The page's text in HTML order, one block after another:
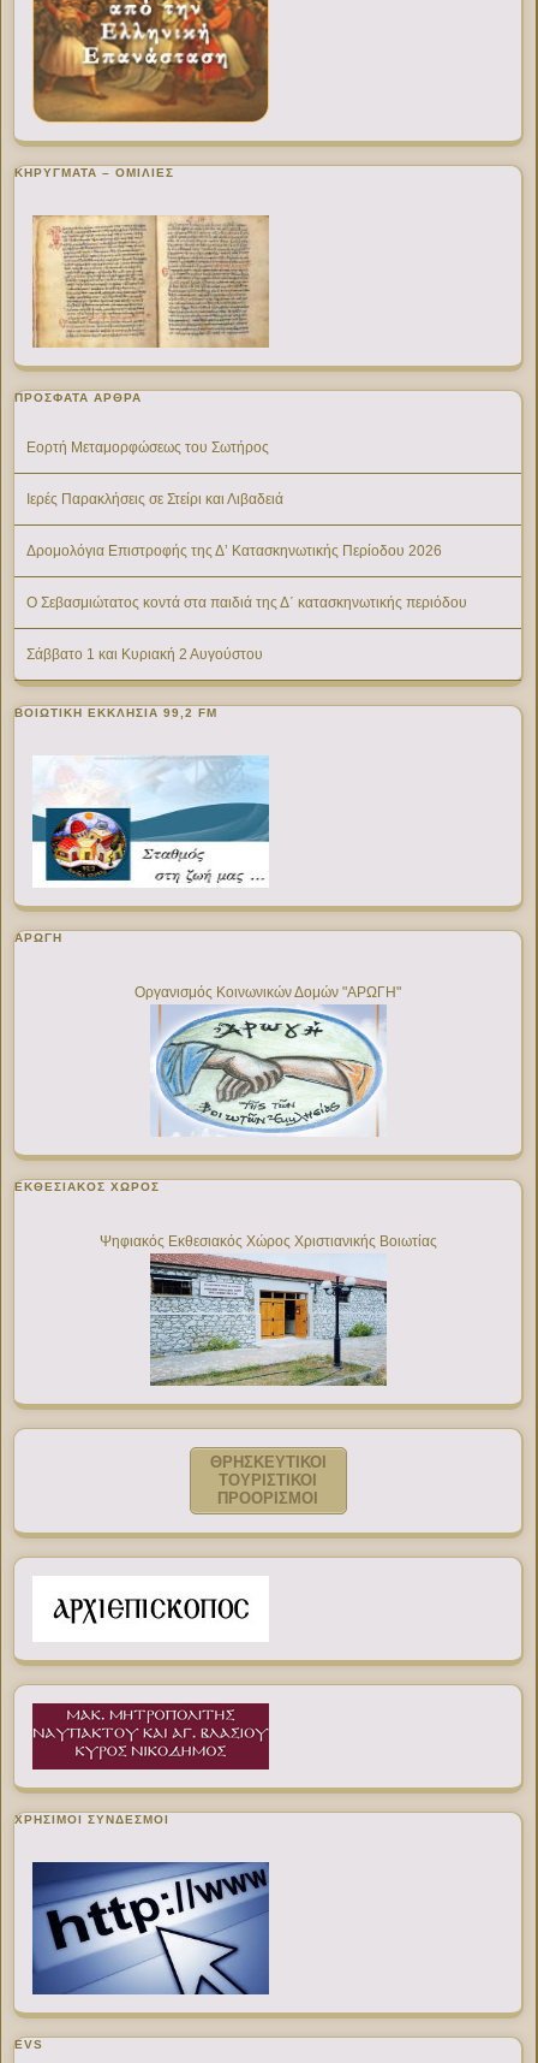
ΚΗΡΥΓΜΑΤΑ – ΟΜΙΛΙΕΣ
ΠΡΌΣΦΑΤΑ ΆΡΘΡΑ
Εορτή Μεταμορφώσεως του Σωτήρος
Ιερές Παρακλήσεις σε Στείρι και Λιβαδειά
Δρομολόγια Επιστροφής της Δ’ Κατασκηνωτικής Περίοδου 2026
Ο Σεβασμιώτατος κοντά στα παιδιά της Δ΄ κατασκηνωτικής περιόδου
Σάββατο 1 και Κυριακή 2 Αυγούστου
ΒΟΙΩΤΙΚΉ ΕΚΚΛΗΣΊΑ 99,2 FM
ΑΡΩΓΗ
Οργανισμός Κοινωνικών Δομών "ΑΡΩΓΗ"
ΕΚΘΕΣΙΑΚΌΣ ΧΏΡΟΣ
Ψηφιακός Εκθεσιακός Χώρος Χριστιανικής Βοιωτίας
ΘΡΗΣΚΕΥΤΙΚΟΙ
ΤΟΥΡΙΣΤΙΚΟΙ
ΠΡΟΟΡΙΣΜΟΙ
ΧΡΉΣΙΜΟΙ ΣΎΝΔΕΣΜΟΙ
EVS